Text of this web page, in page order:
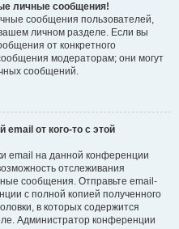
личные сообщения!
сообщения пользователей,
личном разделе. Если вы
от конкретного
модераторам; они могут
сообщений.
от кого-то с этой
email на данной конференции
отслеживания
сообщения. Отправьте email-
с полной копией полученного
в которых содержится
Администратор конференции